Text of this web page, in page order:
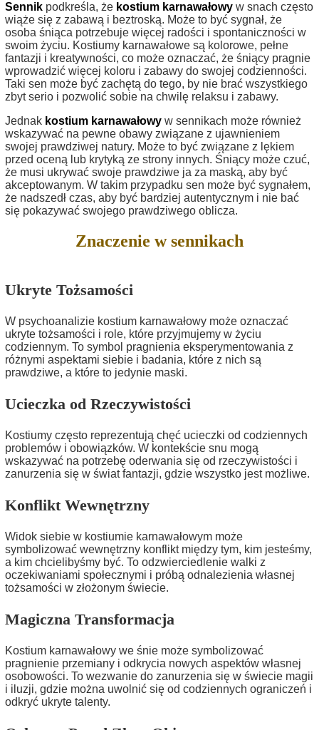
Sennik podkreśla, że kostium karnawałowy w snach często
wiąże się z zabawą i beztroską. Może to być sygnał, że
osoba śniąca potrzebuje więcej radości i spontaniczności w
swoim życiu. Kostiumy karnawałowe są kolorowe, pełne
fantazji i kreatywności, co może oznaczać, że śniący pragnie
wprowadzić więcej koloru i zabawy do swojej codzienności.
Taki sen może być zachętą do tego, by nie brać wszystkiego
zbyt serio i pozwolić sobie na chwilę relaksu i zabawy.
Jednak kostium karnawałowy w sennikach może również
wskazywać na pewne obawy związane z ujawnieniem
swojej prawdziwej natury. Może to być związane z lękiem
przed oceną lub krytyką ze strony innych. Śniący może czuć,
że musi ukrywać swoje prawdziwe ja za maską, aby być
akceptowanym. W takim przypadku sen może być sygnałem,
że nadszedł czas, aby być bardziej autentycznym i nie bać
się pokazywać swojego prawdziwego oblicza.
Znaczenie w sennikach
Ukryte Tożsamości
W psychoanalizie kostium karnawałowy może oznaczać
ukryte tożsamości i role, które przyjmujemy w życiu
codziennym. To symbol pragnienia eksperymentowania z
różnymi aspektami siebie i badania, które z nich są
prawdziwe, a które to jedynie maski.
Ucieczka od Rzeczywistości
Kostiumy często reprezentują chęć ucieczki od codziennych
problemów i obowiązków. W kontekście snu mogą
wskazywać na potrzebę oderwania się od rzeczywistości i
zanurzenia się w świat fantazji, gdzie wszystko jest możliwe.
Konflikt Wewnętrzny
Widok siebie w kostiumie karnawałowym może
symbolizować wewnętrzny konflikt między tym, kim jesteśmy,
a kim chcielibyśmy być. To odzwierciedlenie walki z
oczekiwaniami społecznymi i próbą odnalezienia własnej
tożsamości w złożonym świecie.
Magiczna Transformacja
Kostium karnawałowy we śnie może symbolizować
pragnienie przemiany i odkrycia nowych aspektów własnej
osobowości. To wezwanie do zanurzenia się w świecie magii
i iluzji, gdzie można uwolnić się od codziennych ograniczeń i
odkryć ukryte talenty.